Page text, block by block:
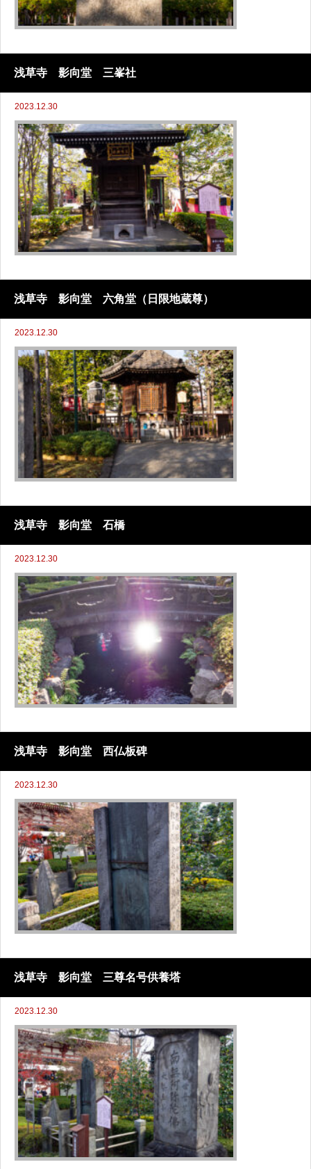
浅草寺 影向堂 三峯社
2023.12.30
浅草寺 影向堂 六角堂（日限地蔵尊）
2023.12.30
浅草寺 影向堂 石橋
2023.12.30
浅草寺 影向堂 西仏板碑
2023.12.30
浅草寺 影向堂 三尊名号供養塔
2023.12.30